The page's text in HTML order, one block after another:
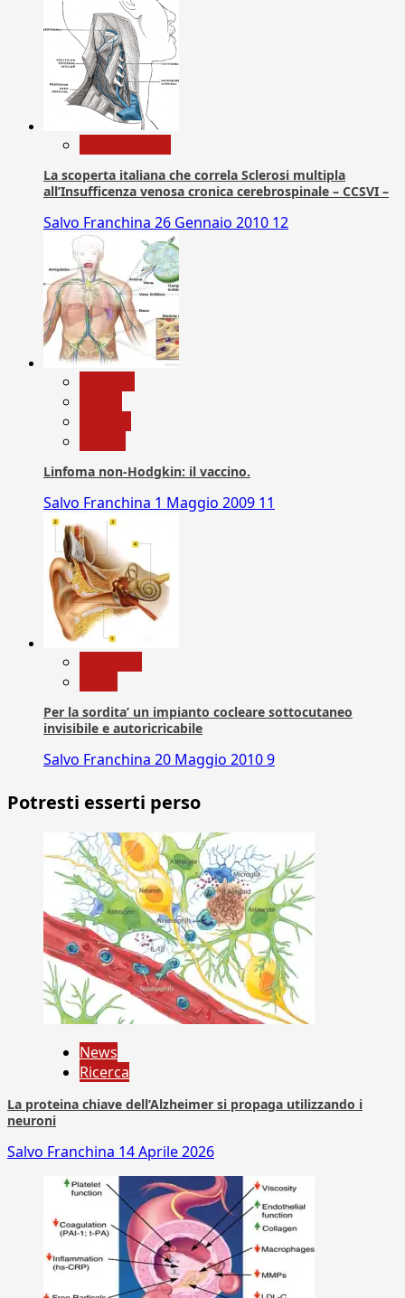
La scoperta italiana che correla Sclerosi multipla
all’Insufficenza venosa cronica cerebrospinale – CCSVI –
Salvo Franchina 26 Gennaio 2010 12
Linfoma non-Hodgkin: il vaccino.
Salvo Franchina 1 Maggio 2009 11
Per la sordita’ un impianto cocleare sottocutaneo
invisibile e autoricricabile
Salvo Franchina 20 Maggio 20109
Potresti esserti perso
News
Ricerca
La proteina chiave dell’Alzheimer si propaga utilizzando i
neuroni
Salvo Franchina 14 Aprile 2026